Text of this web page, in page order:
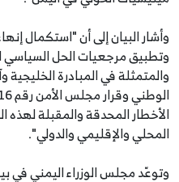
وأشار البيان إلى أن "استكمال
وتطبيق مرجعيات الحل السياسي
والمتمثلة في المبادرة الخليجية
الأخطار المحدقة والمقبلة
المحلي والإقليمي والدولي".
وتوعّد مجلس الوزراء اليمني في